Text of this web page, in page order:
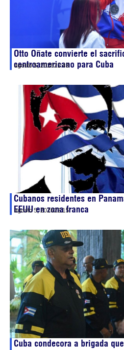
Otto Oñate convierte el
centroamericano para Cuba
agosto 5, 202622:43
Cubanos residentes en
EEUU en zona franca
agosto 5, 202622:15
Cuba condecora a brigada